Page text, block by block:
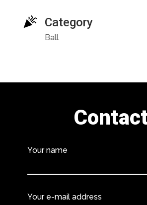
Category
Ball
Your name
Your e-mail address